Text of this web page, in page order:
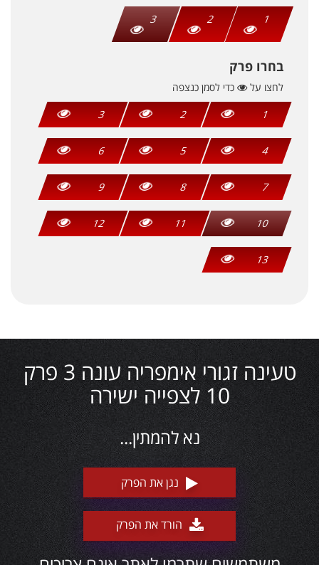
1
2
3
בחרו פרק
לחצו על
כדי לסמן כנצפה
1
2
3
4
5
6
7
8
9
10
11
12
13
טעינה זגורי אימפריה עונה 3 פרק
10 לצפייה ישירה
נא להמתין...
נגן את הפרק
הורד את הפרק